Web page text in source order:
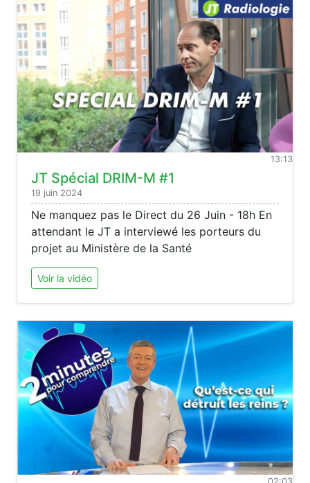
13:13
JT Spécial DRIM-M #1
19 juin 2024
Ne manquez pas le Direct du 26 Juin - 18h En
attendant le JT a interviewé les porteurs du
projet au Ministère de la Santé
Voir la vidéo